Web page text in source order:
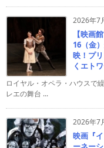
2026年7
【映画
16（金
映！プ
くエト
ロイヤル・オペラ・ハウスで
レエの舞台 ...
2026年7
映画『